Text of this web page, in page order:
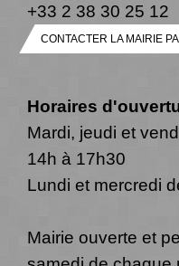
+33 2 38 30 25 12
CONTACTER LA MAIRIE
Horaires
Mardi, jeudi et
14h à 17h30
Lundi et mercredi
Mairie ouverte et